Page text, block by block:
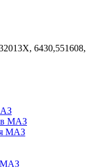
6430,551608,
МАЗ
МАЗ
МАЗ